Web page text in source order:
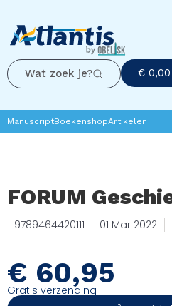
Wat zoek je? € 0,00
ManuscriptBoekenshopArtikelen
FORUM
9789464420111 01 Mar 2022
€ 60,95
Gratis verzending